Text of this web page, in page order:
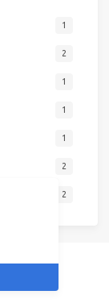
1
2
1
1
1
2
2